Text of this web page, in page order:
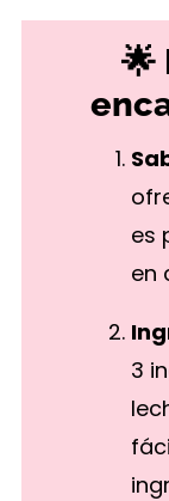
Cómo
🌟
es
en
3